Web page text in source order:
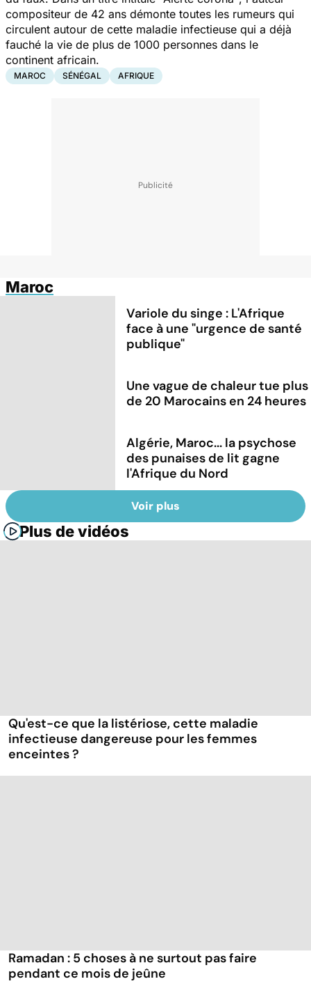
compositeur de 42 ans démonte toutes les rumeurs qui
circulent autour de cette maladie infectieuse qui a déjà
fauché la vie de plus de 1000 personnes dans le
continent africain.
MAROC SÉNÉGAL AFRIQUE
Maroc
Variole du singe : L'Afrique
face à une "urgence de santé
publique"
Une vague de chaleur tue plus
de 20 Marocains en 24 heures
Algérie, Maroc... la psychose
des punaises de lit gagne
l'Afrique du Nord
Voir plus
Plus de vidéos
Qu'est-ce que la listériose, cette maladie
infectieuse dangereuse pour les femmes
enceintes ?
Ramadan : 5 choses à ne surtout pas faire
pendant ce mois de jeûne